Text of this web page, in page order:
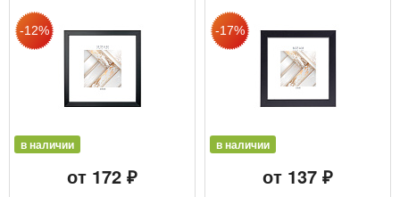
в наличии
от 172 ₽
в наличии
от 137 ₽